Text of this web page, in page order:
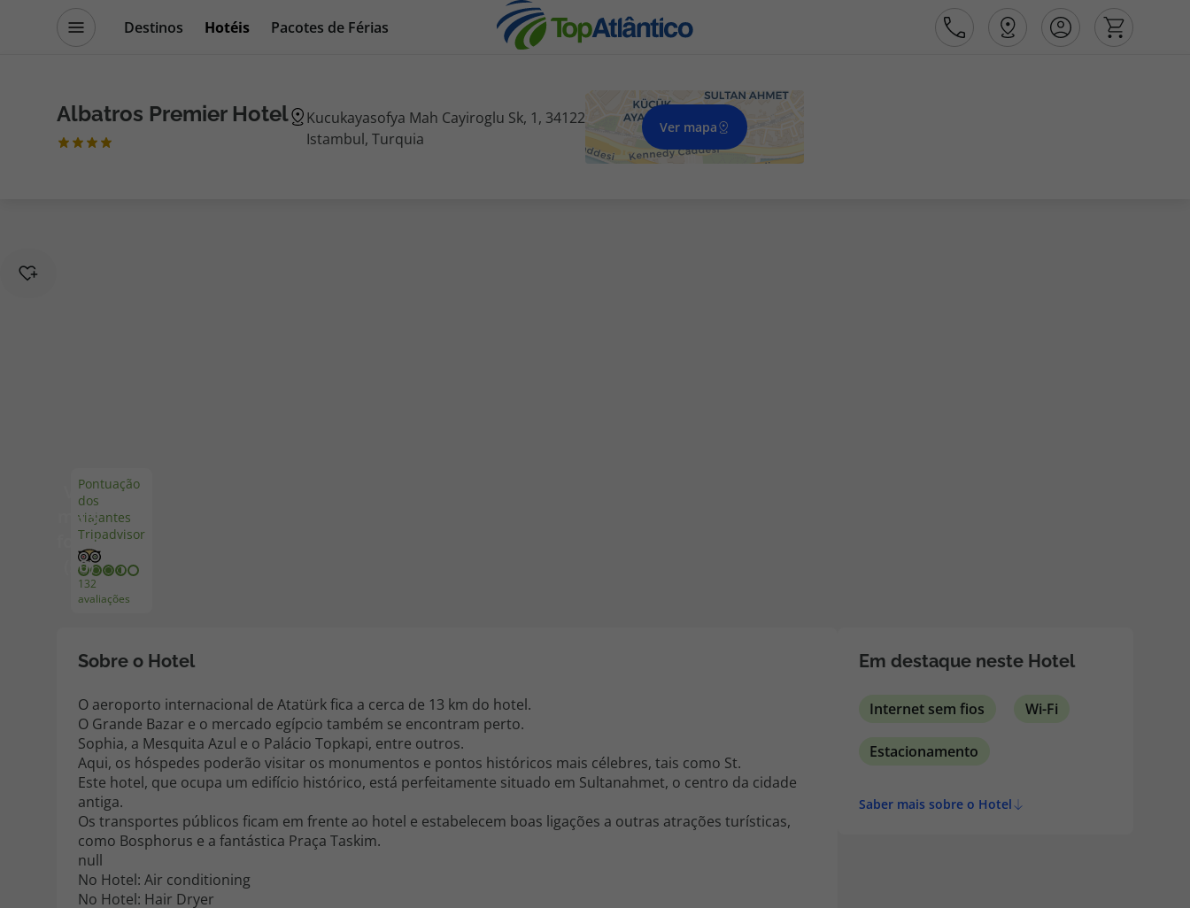
Destinos Hotéis
Pacotes de Férias
Disneyland ® Paris
Albatros Premier Hotel
Kucukayasofya Mah Cayiroglu Sk, 1, 34122
Istambul, Turquia
Ver mapa
Pontuação
dos
viajantes
Tripadvisor
132
avaliações
Ver
mais
fotos
(50)
Sobre o Hotel
O aeroporto internacional de Atatürk fica a cerca de 13 km do hotel.
O Grande Bazar e o mercado egípcio também se encontram perto.
Sophia, a Mesquita Azul e o Palácio Topkapi, entre outros.
Aqui, os hóspedes poderão visitar os monumentos e pontos históricos mais célebres, tais como St.
Este hotel, que ocupa um edifício histórico, está perfeitamente situado em Sultanahmet, o centro da cidade
antiga.
Os transportes públicos ficam em frente ao hotel e estabelecem boas ligações a outras atrações turísticas,
como Bosphorus e a fantástica Praça Taskim.
null
No Hotel: Air conditioning
No Hotel: Hair Dryer
Em destaque neste Hotel
Internet sem fios Wi-Fi
Estacionamento
Saber mais sobre o Hotel